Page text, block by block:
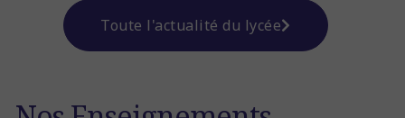
Toute l'actualité du lycée